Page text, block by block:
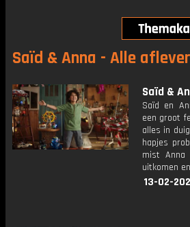
Saïd & Anna - Alle
Saïd &
Saïd en
een groot
alles in
hapjes
mist Anna
uitkomen
13-02-